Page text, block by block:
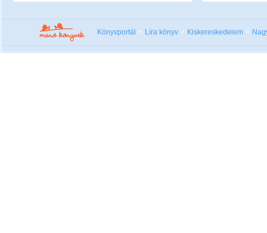
Könyvportál Líra könyv Kiskereskedelem